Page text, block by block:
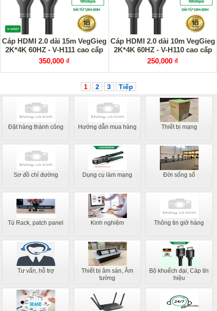
Cáp HDMI 2.0 dài 15m VegGieg
2K*4K 60HZ - V-H111 cao cấp
350,000 ₫
Cáp HDMI 2.0 dài 10m VegGieg
2K*4K 60HZ - V-H110 cao cấp
250,000 ₫
1 2 3 Tiếp
Đặt hàng thành công Hướng dẫn mua hàng Thiết bị mạng
Sơ đồ chỉ đường Dụng cụ làm mạng Đời sống số
Tủ Rack, patch panel Kinh nghiệm Thông tin giở hàng
Tư vấn, hỗ trợ
Thiết bị âm sàn, Âm
tường
Bộ khuếch đại, Cáp tín
hiệu